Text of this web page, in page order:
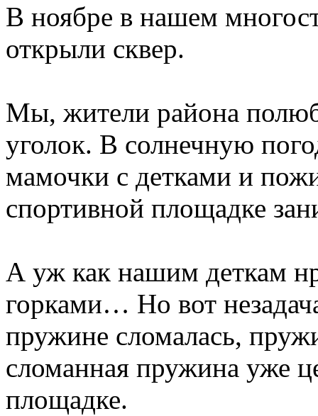
В ноябре в нашем
открыли сквер.
Мы, жители района
уголок. В солнечную
мамочки с детками и
спортивной площадке
А уж как нашим деткам
горками… Но вот
пружине сломалась,
сломанная пружина уже
площадке.